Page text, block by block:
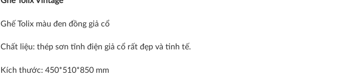
Ghế Tolix màu đen đồng giả cổ
Chất liệu: thép sơn tĩnh điện giả cổ rất đẹp và tinh tế.
Kích thước: 450*510*850 mm